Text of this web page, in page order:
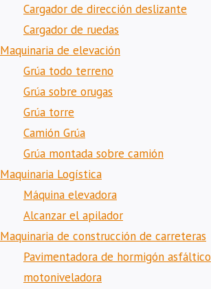
Cargador de dirección deslizante
Cargador de ruedas
Maquinaria de elevación
Grúa todo terreno
Grúa sobre orugas
Grúa torre
Camión Grúa
Grúa montada sobre camión
Maquinaria Logística
Máquina elevadora
Alcanzar el apilador
Maquinaria de construcción de carreteras
Pavimentadora de hormigón asfáltico
motoniveladora